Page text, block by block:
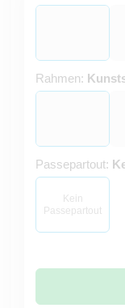
Rahmen:
Passepartout:
Kein
Passepartout